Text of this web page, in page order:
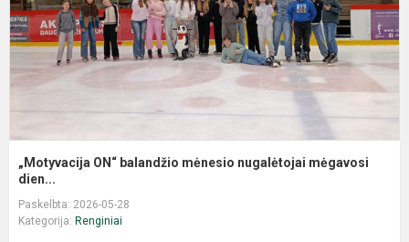
„Motyvacija ON“ balandžio mėnesio nugalėtojai mėgavosi
dien...
Paskelbta: 2026-05-28
Kategorija: Renginiai